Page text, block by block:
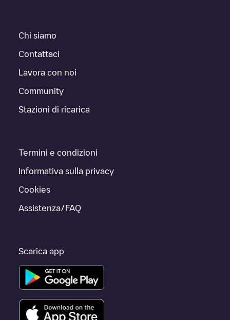
Chi siamo
Contattaci
Lavora con noi
Community
Stazioni di ricarica
Termini e condizioni
Informativa sulla privacy
Cookies
Assistenza/FAQ
Scarica app